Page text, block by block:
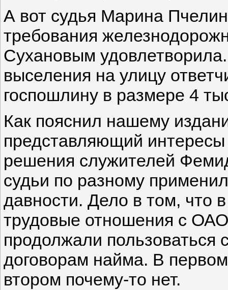
А вот судья Марина
требования
Сухановым
выселения на улицу
госпошлину в размере 4
Как пояснил нашему
представляющий
решения служителей
судьи по разному
давности. Дело в том, что
трудовые отношения с
продолжали
договорам найма. В
втором почему-то нет.